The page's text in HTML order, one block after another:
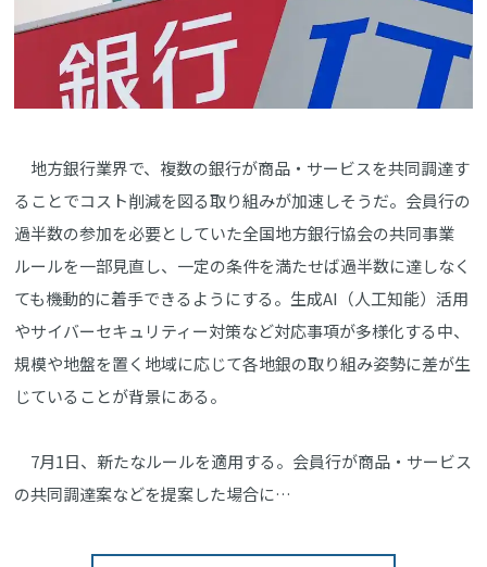
地方銀行業界で、複数の銀行が商品・サービスを共同調達す
ることでコスト削減を図る取り組みが加速しそうだ。会員行の
過半数の参加を必要としていた全国地方銀行協会の共同事業
ルールを一部見直し、一定の条件を満たせば過半数に達しなく
ても機動的に着手できるようにする。生成AI（人工知能）活用
やサイバーセキュリティー対策など対応事項が多様化する中、
規模や地盤を置く地域に応じて各地銀の取り組み姿勢に差が生
じていることが背景にある。
7月1日、新たなルールを適用する。会員行が商品・サービス
の共同調達案などを提案した場合に…